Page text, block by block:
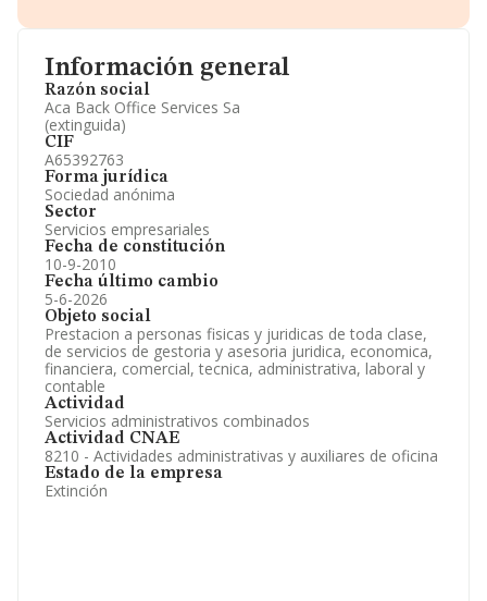
Información general
Razón social
Aca Back Office Services Sa
(extinguida)
CIF
A65392763
Forma jurídica
Sociedad anónima
Sector
Servicios empresariales
Fecha de constitución
10-9-2010
Fecha último cambio
5-6-2026
Objeto social
Prestacion a personas fisicas y juridicas de toda clase,
de servicios de gestoria y asesoria juridica, economica,
financiera, comercial, tecnica, administrativa, laboral y
contable
Actividad
Servicios administrativos combinados
Actividad CNAE
8210 - Actividades administrativas y auxiliares de oficina
Estado de la empresa
Extinción
Información oficial y registral complementaria.